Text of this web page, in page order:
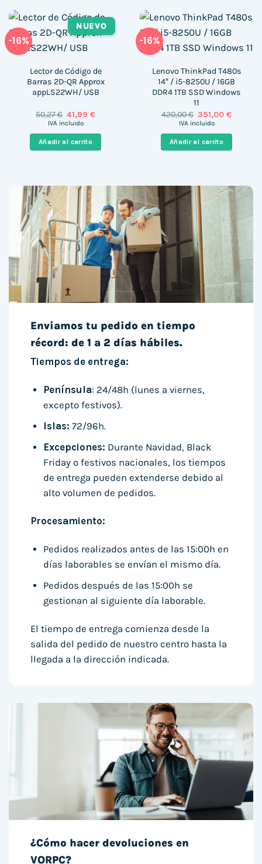
-16%
NUEVO
Lector de Código de
Barras 2D-QR Approx
appLS22WH/ USB
50,27€ El
precio
era:
50,27 €.
41,99€El
es:
41,99 €.
IVA incluido
Añadir al carrito
-16%
Lenovo ThinkPad T480s
14″ / i5-8250U / 16GB
DDR4 1TB SSD Windows
11
420,00€ El
precio
era:
420,00 €.
351,00€El
es:
351,00
IVA incluido
Añadir al carrito
Enviamos tu pedido en tiempo
récord: de 1 a 2 días hábiles.
Tiempos de entrega:
Península: 24/48h (lunes a viernes,
excepto festivos).
Islas: 72/96h.
Excepciones: Durante Navidad, Black
Friday o festivos nacionales, los tiempos
de entrega pueden extenderse debido al
alto volumen de pedidos.
Procesamiento:
Pedidos realizados antes de las 15:00h en
días laborables se envían el mismo día.
Pedidos después de las 15:00h se
gestionan al siguiente día laborable.
El tiempo de entrega comienza desde la
salida del pedido de nuestro centro hasta la
llegada a la dirección indicada.
¿Cómo hacer devoluciones en
VORPC?